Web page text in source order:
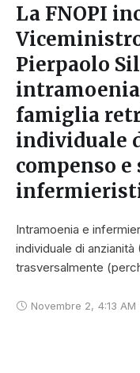
La FNOPI
Pierpaolo
famiglia
individuale
compenso
Intramoenia e
individuale di
trasversalmente
Novembre 2, 4:13 AM